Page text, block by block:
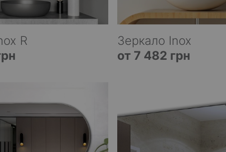
R
Зеркало Inox
от 7 482 грн